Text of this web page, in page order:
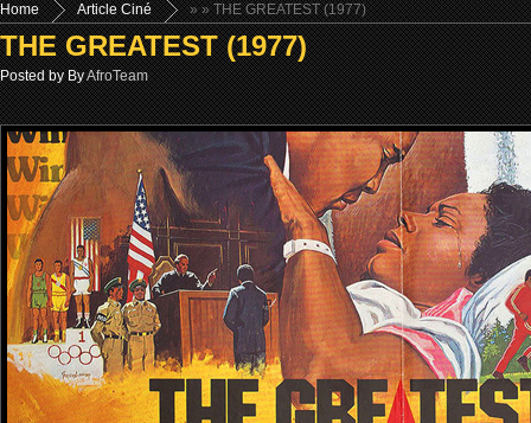
Home »
Article Ciné » THE GREATEST (1977)
THE GREATEST (1977)
Posted by ByAfroTeam